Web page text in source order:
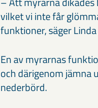
vilket vi inte får
funktioner, säger
En av myrarnas
och därigenom jämna
nederbörd.